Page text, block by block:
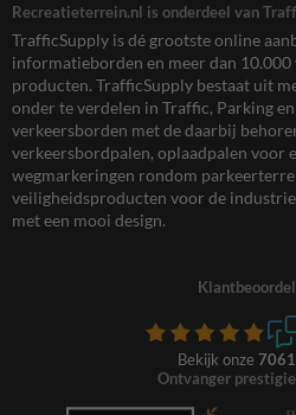
Recreatieterrein.nl is onderdeel van
TrafficSupply is dé grootste online
informatieborden en meer dan
producten. TrafficSupply bestaat uit
onder te verdelen in Traffic, Parking
verkeersborden met de daarbij
verkeersbordpalen, oplaadpalen voor
wegmarkeringen rondom
veiligheidsproducten voor de
met een mooi design.
Bekijk onze 7061
Ontvanger